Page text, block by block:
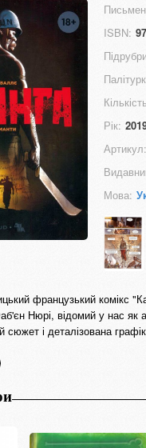
ISBN:
Рік:
Артикул:
Мова:
французький комікс
Нюрі, відомий у нас як
і деталізована